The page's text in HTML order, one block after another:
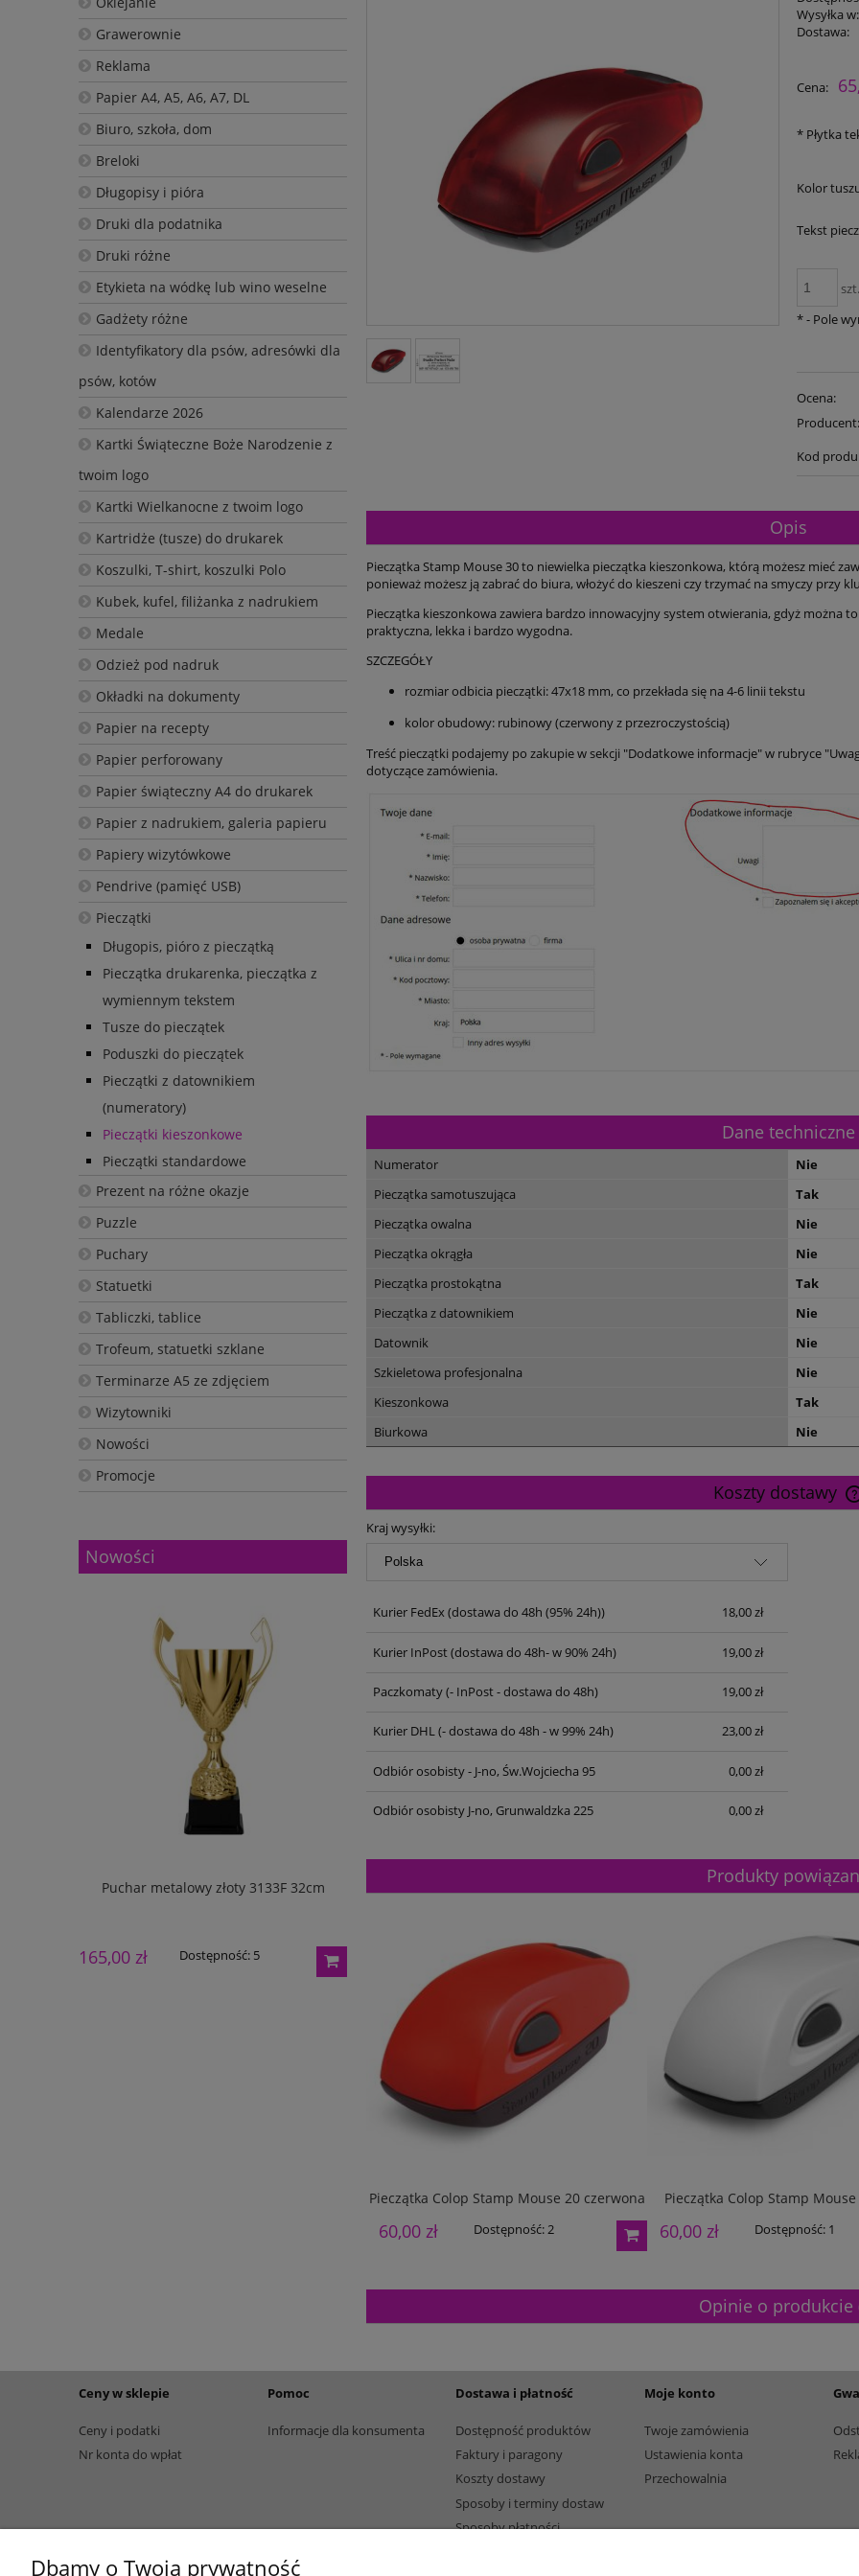
Grawerownie
Reklama
Papier A4, A5, A6, A7, DL
Biuro, szkoła, dom
Breloki
Długopisy i pióra
Druki dla podatnika
Druki różne
Etykieta na wódkę lub wino weselne
Gadżety różne
Identyfikatory dla psów, adresówki dla
psów, kotów
Kalendarze 2026
Kartki Świąteczne Boże Narodzenie z
twoim logo
Kartki Wielkanocne z twoim logo
Kartridże (tusze) do drukarek
Koszulki, T-shirt, koszulki Polo
Kubek, kufel, filiżanka z nadrukiem
Medale
Odzież pod nadruk
Okładki na dokumenty
Papier na recepty
Papier perforowany
Papier świąteczny A4 do drukarek
Papier z nadrukiem, galeria papieru
Papiery wizytówkowe
Pendrive (pamięć USB)
Pieczątki
Długopis, pióro z pieczątką
Pieczątka drukarenka, pieczątka z
wymiennym tekstem
Tusze do pieczątek
Poduszki do pieczątek
Pieczątki z datownikiem
(numeratory)
Pieczątki kieszonkowe
Pieczątki standardowe
Prezent na różne okazje
Puzzle
Puchary
Statuetki
Tabliczki, tablice
Trofeum, statuetki szklane
Terminarze A5 ze zdjęciem
Wizytowniki
Nowości
Promocje
Nowości
Puchar metalowy złoty 3133F 32cm
165,00 zł Dostępność: 5 Dostępność:
Puchar metalowy złoty 2100E 32cm
165,00 zł Dostępność:
Wysyłka w:
Dostawa:
Cena:
* Płytka
Kolor
Tekst
szt.
*- Pole
Ocena:
Producent:
Kod
Opis
Pieczątka Stamp Mouse 30 to niewielka pieczątka kieszonkowa, którą możesz mieć
ponieważ możesz ją zabrać do biura, włożyć do kieszeni czy trzymać na smyczy przy
Pieczątka kieszonkowa zawiera bardzo innowacyjny system otwierania, gdyż można
praktyczna, lekka i bardzo wygodna.
SZCZEGÓŁY
rozmiar odbicia pieczątki: 47x18 mm, co przekłada się na 4-6 linii tekstu
kolor obudowy: rubinowy (czerwony z przezroczystością)
Treść pieczątki podajemy po zakupie w sekcji "Dodatkowe informacje" w rubryce
dotyczące zamówienia.
Dane techniczne
Numerator
Nie
Pieczątka samotuszująca
Tak
Pieczątka owalna
Nie
Pieczątka okrągła
Nie
Pieczątka prostokątna
Tak
Pieczątka z datownikiem
Nie
Datownik
Nie
Szkieletowa profesjonalna
Nie
Kieszonkowa
Tak
Biurkowa
Nie
Koszty dostawy
Kraj wysyłki:
Kurier FedEx(dostawa do 48h (95% 24h)) 18,00 zł
Kurier InPost(dostawa do 48h- w 90% 24h) 19,00 zł
Paczkomaty(- InPost - dostawa do 48h) 19,00 zł
Kurier DHL(- dostawa do 48h - w 99% 24h) 23,00 zł
Odbiór osobisty - J-no, Św.Wojciecha 95 0,00 zł
Odbiór osobisty J-no, Grunwaldzka 225 0,00 zł
Produkty
Pieczątka Colop Stamp Mouse 20 czerwona
60,00 zł Dostępność:2
Pieczątka Colop Stamp Mouse
60,00 zł Dostępność: 1
Opinie o produkcie
Ceny w sklepie
Ceny i podatki
Nr konta do wpłat
Pomoc
Informacje dla konsumenta
Dostawa i płatność
Dostępność produktów
Faktury i paragony
Koszty dostawy
Sposoby i terminy dostaw
Sposoby płatności
Moje konto
Twoje zamówienia
Ustawienia konta
Przechowalnia
Dbamy o Twoją prywatność